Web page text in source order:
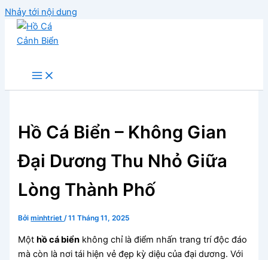
Nhảy tới nội dung
Hồ Cá Biển – Không Gian
Đại Dương Thu Nhỏ Giữa
Lòng Thành Phố
Bởiminhtriet/11 Tháng 11, 2025
Mộthồ cá biển không chỉ là điểm nhấn trang trí độc đáo
mà còn là nơi tái hiện vẻ đẹp kỳ diệu của đại dương. Với